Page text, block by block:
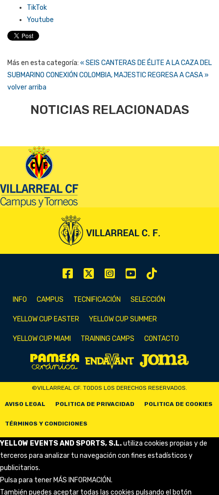
TikTok
Youtube
Más en esta categoría: « SEIS CANTERAS DE ÉLITE A LA CAZA DEL
SUBMARINO CONEXIÓN COLOMBIA, MAJESTIC REGRESA A CASA »
volver arriba
NOTICIAS RELACIONADAS
INFO CAMPUS TECNIFICACIÓN SELECCIÓN
YELLOW CUP EASTER YELLOW CUP SUMMER
YELLOW CUP MIAMI TRAINING CAMPS CONTACTO
©VILLARREAL CF. TODOS LOS DERECHOS RESERVADOS.
AVISO LEGAL POLITICA DE PRIVACIDAD POLITICA DE COOKIES
TÉRMINOS Y CONDICIONES
YELLOW EVENTS AND SPORTS, S.L.utiliza cookies propias y de
terceros para analizar tu navegación con fines estadísticos y
publicitarios.
Pulsa para tener MÁS INFORMACIÓN.
También puedes aceptar todas las cookies pulsando el botón